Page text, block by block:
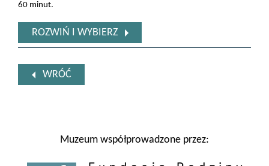
60 minut.
ROZWIŃ I WYBIERZ
WRÓĆ
Muzeum współprowadzone przez: